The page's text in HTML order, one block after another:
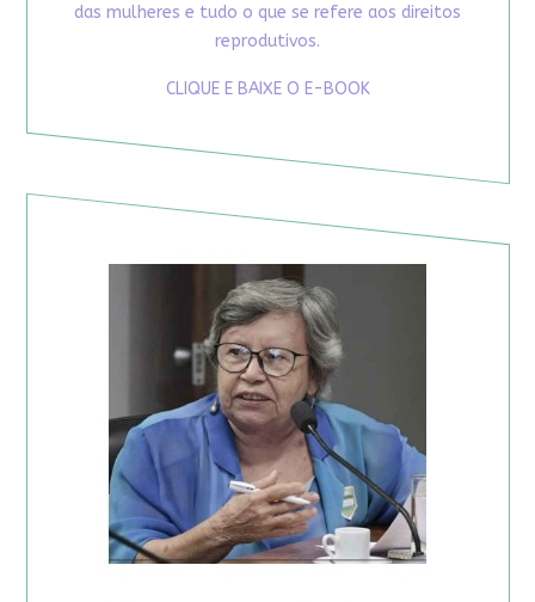
das mulheres e tudo o que se refere aos direitos
reprodutivos.
CLIQUE E BAIXE O E-BOOK